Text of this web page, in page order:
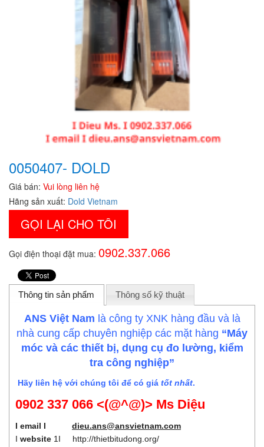
0050407- DOLD
Giá bán: Vui lòng liên hệ
Hãng sản xuất: Dold Vietnam
GỌI LẠI CHO TÔI
Gọi điện thoại đặt mua: 0902.337.066
Thông tin sản phẩm Thông số kỹ thuật
ANS Việt Nam là công ty XNK hàng đầu và là
nhà cung cấp chuyên nghiệp các mặt hàng “Máy
móc và các thiết bị, dụng cụ đo lường, kiểm
tra công nghiệp”
Hãy liên hệ với chúng tôi để có giá tốt nhất.
0902 337 066 <(@^@)> Ms Diệu
I email I dieu.ans@ansvietnam.com
I website 1I http://thietbitudong.org/